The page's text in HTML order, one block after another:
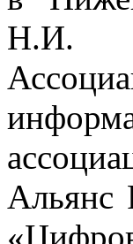
Н.И.
Альянс